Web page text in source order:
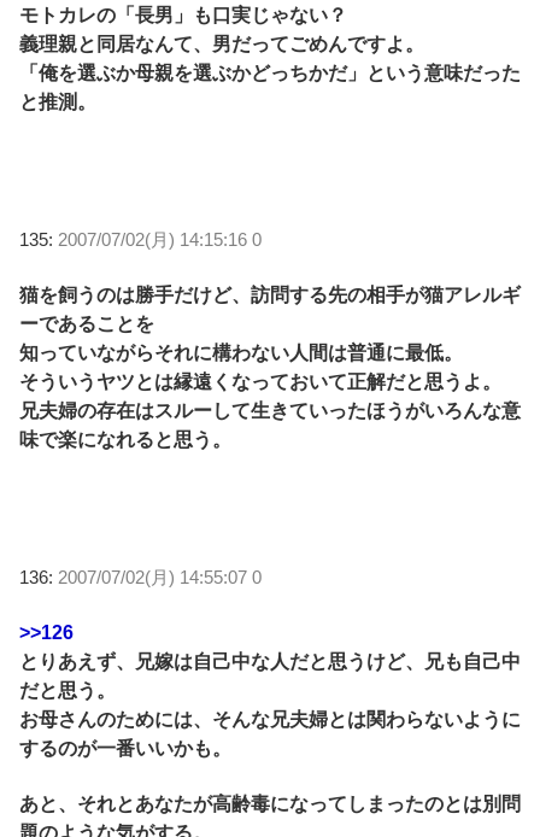
モトカレの「長男」も口実じゃない？
義理親と同居なんて、男だってごめんですよ。
「俺を選ぶか母親を選ぶかどっちかだ」という意味だった
と推測。
135: 2007/07/02(月) 14:15:16 0
猫を飼うのは勝手だけど、訪問する先の相手が猫アレルギ
ーであることを
知っていながらそれに構わない人間は普通に最低。
そういうヤツとは縁遠くなっておいて正解だと思うよ。
兄夫婦の存在はスルーして生きていったほうがいろんな意
味で楽になれると思う。
136: 2007/07/02(月) 14:55:07 0
>>126
とりあえず、兄嫁は自己中な人だと思うけど、兄も自己中
だと思う。
お母さんのためには、そんな兄夫婦とは関わらないように
するのが一番いいかも。
あと、それとあなたが高齢毒になってしまったのとは別問
題のような気がする。